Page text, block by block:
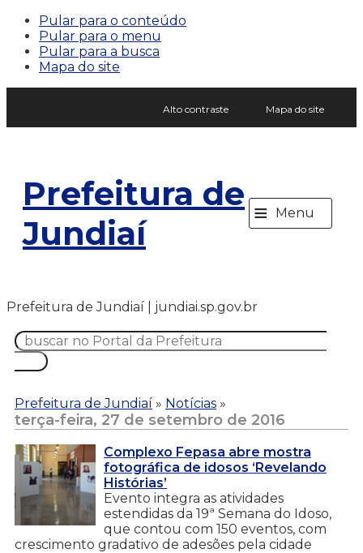
Pular para o conteúdo
Pular para o menu
Pular para a busca
Mapa do site
Alto contraste Mapa do site
Prefeitura de
Jundiaí
≡ Menu
Prefeitura de Jundiaí | jundiai.sp.gov.br
Prefeitura de Jundiaí » Notícias »
terça-feira, 27 de setembro de 2016
Complexo Fepasa abre mostra
fotográfica de idosos ‘Revelando
Histórias’
Evento integra as atividades
estendidas da 19ª Semana do Idoso,
que contou com 150 eventos, com
crescimento gradativo de adesões pela cidade